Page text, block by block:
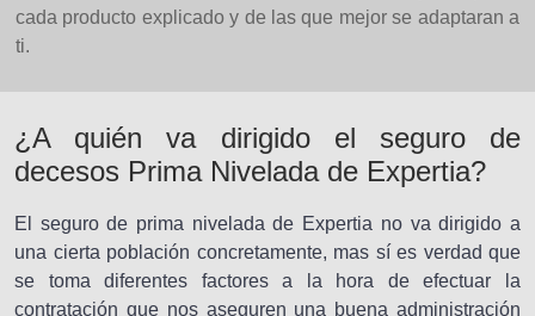
cada producto explicado y de las que mejor se adaptaran a
ti.
¿A quién va dirigido el seguro de
decesos Prima Nivelada de Expertia?
El seguro de prima nivelada de Expertia no va dirigido a
una cierta población concretamente, mas sí es verdad que
se toma diferentes factores a la hora de efectuar la
contratación que nos aseguren una buena administración